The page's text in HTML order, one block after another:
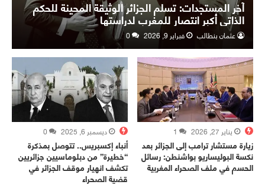
آخر المستجدات: تسلم الجزائر الوثيقة المحينة للحكم
الذاتي أكبر انتصار للمغرب لدراستها
عثمان بنطالب فبراير 9, 2026 0
يناير 27, 2026 1
زيارة مستشار ترامب إلى الجزائر بعد
نكسة البوليساريو بواشنطن: رسائل
الحسم في ملف الصحراء المغربية
ديسمبر 6, 2025 0
أنباء إكسبريس.. تتوصل بمذكرة
“خطيرة” من دبلوماسيين جزائريين
تكشف انهيار موقف الجزائر في
قضية الصحراء